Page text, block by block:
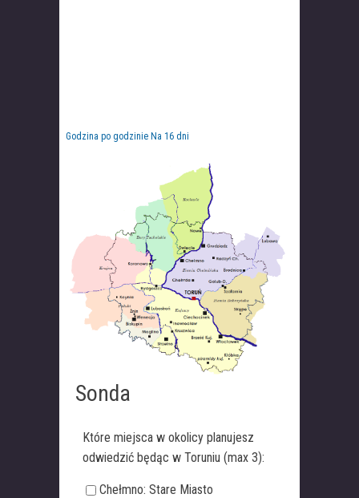
Godzina po godzinie Na 16 dni
Sonda
Które miejsca w okolicy planujesz
odwiedzić będąc w Toruniu (max 3):
Chełmno: Stare Miasto